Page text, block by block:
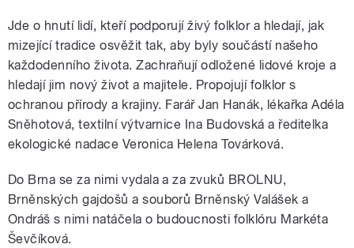
Jde o hnutí lidí, kteří podporují živý folklor a hledají, jak
mizející tradice osvěžit tak, aby byly součástí našeho
každodenního života. Zachraňují odložené lidové kroje a
hledají jim nový život a majitele. Propojují folklor s
ochranou přírody a krajiny. Farář Jan Hanák, lékařka Adéla
Sněhotová, textilní výtvarnice Ina Budovská a ředitelka
ekologické nadace Veronica Helena Továrková.
Do Brna se za nimi vydala a za zvuků BROLNU,
Brněnských gajdošů a souborů Brněnský Valášek a
Ondráš s nimi natáčela o budoucnosti folklóru Markéta
Ševčíková.